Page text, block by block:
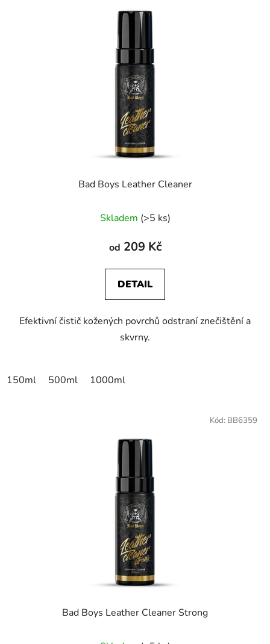
Bad Boys Leather Cleaner
Skladem (>5 ks)
od 209 Kč
DETAIL
Efektivní čistič kožených povrchů odstraní znečištění a
skvrny.
150ml 500ml 1000ml
Bad Boys Leather Cleaner Strong
Kód: BB6359